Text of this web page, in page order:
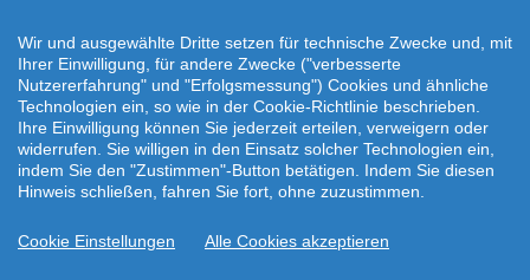
Wir und ausgewählte Dritte setzen für technische Zwecke und, mit
Ihrer Einwilligung, für andere Zwecke ("verbesserte
Nutzererfahrung" und "Erfolgsmessung") Cookies und ähnliche
Technologien ein, so wie in der Cookie-Richtlinie beschrieben.
Ihre Einwilligung können Sie jederzeit erteilen, verweigern oder
widerrufen. Sie willigen in den Einsatz solcher Technologien ein,
indem Sie den "Zustimmen"-Button betätigen. Indem Sie diesen
Hinweis schließen, fahren Sie fort, ohne zuzustimmen.
Cookie Einstellungen Alle Cookies akzeptieren